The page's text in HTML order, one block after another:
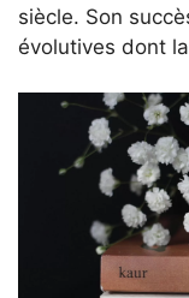
siècle. Son
évolutives dont